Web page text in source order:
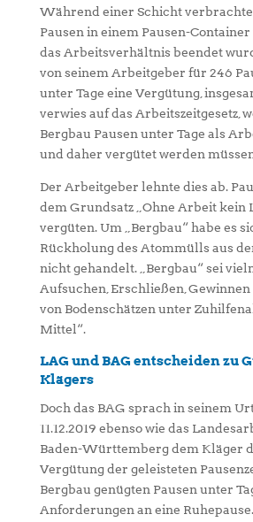
Während einer Schicht
Pausen in einem Pausen-
das Arbeitsverhältnis beendet
von seinem Arbeitgeber für 246
unter Tage eine Vergütung,
verwies auf das Arbeitszeitgesetz,
Bergbau Pausen unter Tage als
und daher vergütet werden
Der Arbeitgeber lehnte dies ab.
dem Grundsatz „Ohne Arbeit kein
vergüten. Um „Bergbau“ habe es
Rückholung des Atommülls aus
nicht gehandelt. „Bergbau“ sei
Aufsuchen, Erschließen,
von Bodenschätzen unter
Mittel“.
LAG und BAG entscheiden zu
Klägers
Doch das BAG sprach in seinem
11.12.2019 ebenso wie das
Baden-Württemberg dem Kläger
Vergütung der geleisteten
Bergbau genügten Pausen unter
Anforderungen an eine